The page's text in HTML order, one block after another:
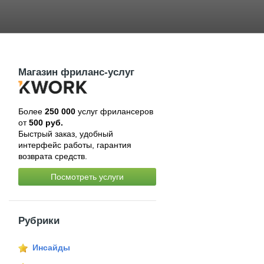
Магазин фриланс-услуг
Более 250 000услуг фрилансеров
от500 руб.
Быстрый заказ, удобный
интерфейс работы, гарантия
возврата средств.
Посмотреть услуги
Рубрики
Инсайды